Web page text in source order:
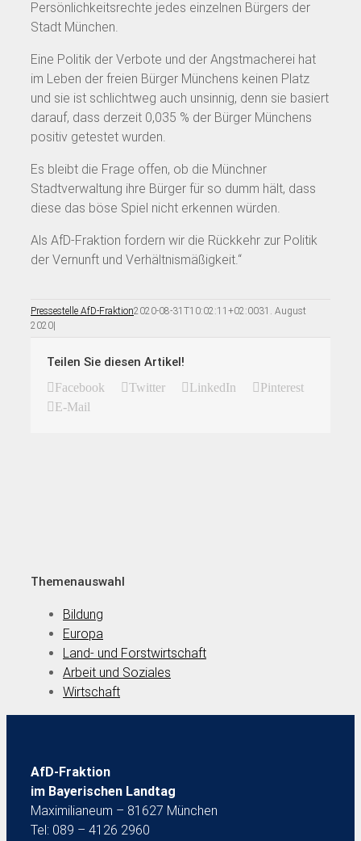
Persönlichkeitsrechte jedes einzelnen Bürgers der
Stadt München.
Eine Politik der Verbote und der Angstmacherei hat
im Leben der freien Bürger Münchens keinen Platz
und sie ist schlichtweg auch unsinnig, denn sie basiert
darauf, dass derzeit 0,035 % der Bürger Münchens
positiv getestet wurden.
Es bleibt die Frage offen, ob die Münchner
Stadtverwaltung ihre Bürger für so dumm hält, dass
diese das böse Spiel nicht erkennen würden.
Als AfD-Fraktion fordern wir die Rückkehr zur Politik
der Vernunft und Verhältnismäßigkeit.“
Pressestelle AfD-Fraktion2020-08-31T10:02:11+02:0031. August
2020|
Teilen Sie diesen Artikel!
Facebook Twitter LinkedIn
Pinterest
E-Mail
Themenauswahl
Bildung
Europa
Land- und Forstwirtschaft
Arbeit und Soziales
Wirtschaft
AfD-Fraktion
im Bayerischen Landtag
Maximilianeum – 81627 München
Tel: 089 – 4126 2960